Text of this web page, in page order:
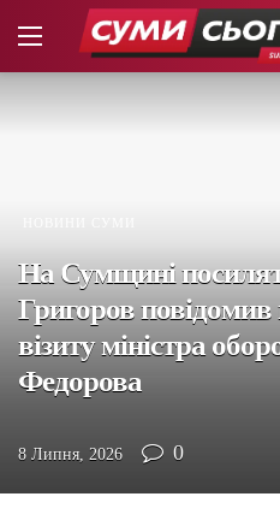
На Сумщині
Григоров повідомив
візиту міністра
Федорова
8 Липня, 2026 0